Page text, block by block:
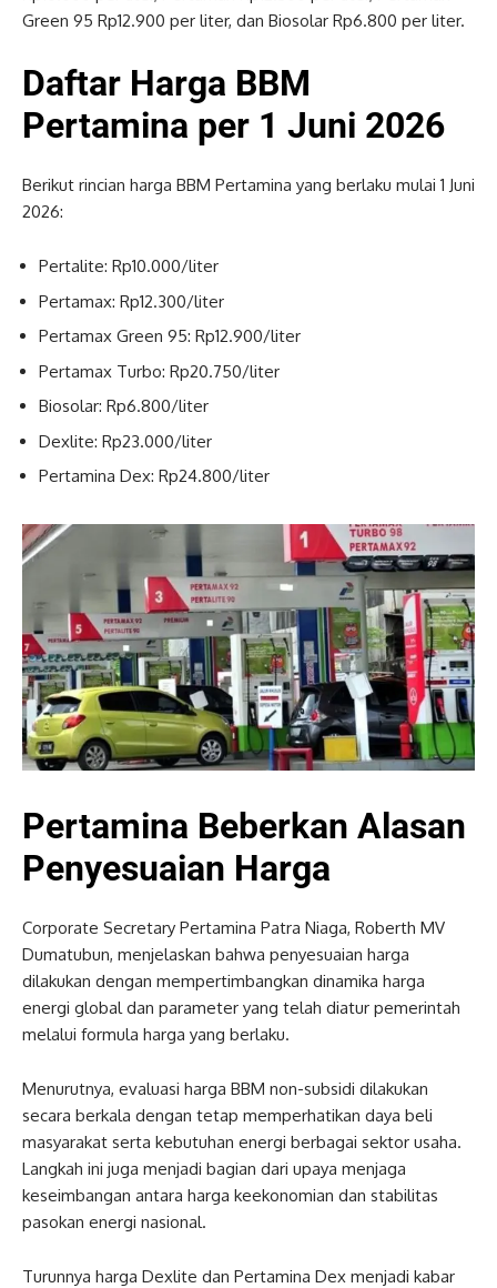
Green 95 Rp12.900 per liter, dan Biosolar Rp6.800 per liter.
Daftar Harga BBM
Pertamina per 1 Juni 2026
Berikut rincian harga BBM Pertamina yang berlaku mulai 1 Juni
2026:
Pertalite: Rp10.000/liter
Pertamax: Rp12.300/liter
Pertamax Green 95: Rp12.900/liter
Pertamax Turbo: Rp20.750/liter
Biosolar: Rp6.800/liter
Dexlite: Rp23.000/liter
Pertamina Dex: Rp24.800/liter
Pertamina Beberkan Alasan
Penyesuaian Harga
Corporate Secretary Pertamina Patra Niaga, Roberth MV
Dumatubun, menjelaskan bahwa penyesuaian harga
dilakukan dengan mempertimbangkan dinamika harga
energi global dan parameter yang telah diatur pemerintah
melalui formula harga yang berlaku.
Menurutnya, evaluasi harga BBM non-subsidi dilakukan
secara berkala dengan tetap memperhatikan daya beli
masyarakat serta kebutuhan energi berbagai sektor usaha.
Langkah ini juga menjadi bagian dari upaya menjaga
keseimbangan antara harga keekonomian dan stabilitas
pasokan energi nasional.
Turunnya harga Dexlite dan Pertamina Dex menjadi kabar